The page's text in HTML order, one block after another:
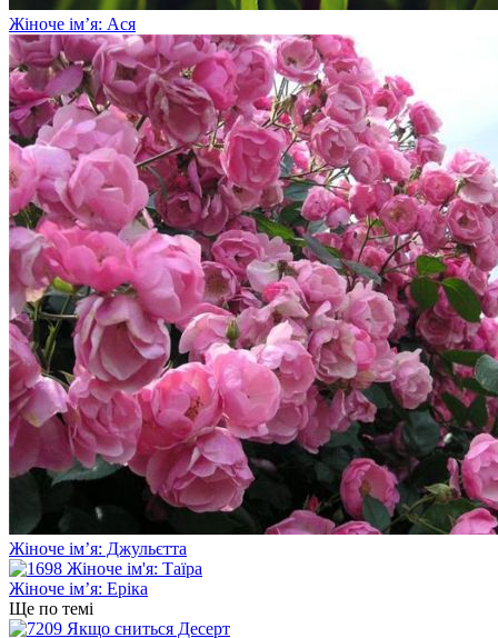
Жіноче ім’я: Ася
Жіноче ім’я: Джульєтта
Жіноче ім’я: Еріка
Ще по темі